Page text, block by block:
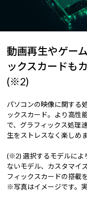
動画再生やゲー
ックスカードも
(※2)
パソコンの映像に関する
ックスカード。より高性
で、グラフィックス処理
生をストレスなく楽しめま
(※2) 選択するモデルによ
ないモデル、カスタマイ
フィックスカードの搭載
※写真はイメージです。